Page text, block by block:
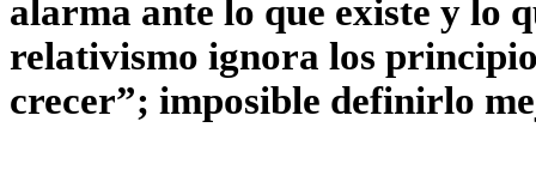
alarma ante lo que existe y lo
relativismo ignora los
crecer”; imposible definirlo